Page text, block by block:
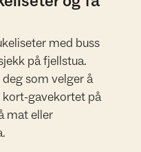
med buss
på fjellstua.
som velger å
gavekortet på
mat eller